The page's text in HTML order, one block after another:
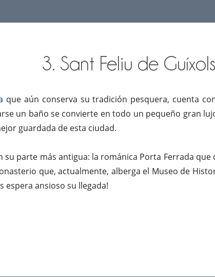
3. Sant Feliu de Guíxols
que aún conserva su tradición pesquera, cuenta
un baño se convierte en todo un pequeño gran
guardada de esta ciudad.
parte más antigua: la románica Porta Ferrada que
que, actualmente, alberga el Museo de
espera ansioso su llegada!